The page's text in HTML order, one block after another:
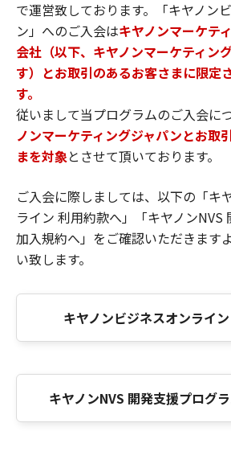
で運営致しております。「キヤノン
ン」へのご入会はキヤノンマーケテ
会社（以下、キヤノンマーケティン
す）とお取引のあるお客さまに限定
す。
従いまして当プログラムのご入会に
ノンマーケティングジャパンとお取
まを対象とさせて頂いております。
ご入会に際しましては、以下の「キ
ライン 利用約款へ」「キヤノンNVS
加入規約へ」をご確認いただきます
い致します。
キヤノンビジネスオンライ
キヤノンNVS 開発支援プログ